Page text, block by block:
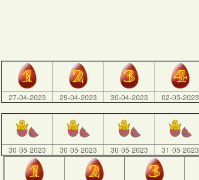
27-04-2023 29-04-2023 30-04-2023 02-05-2023
30-05-2023 30-05-2023 30-05-2023 31-05-2023